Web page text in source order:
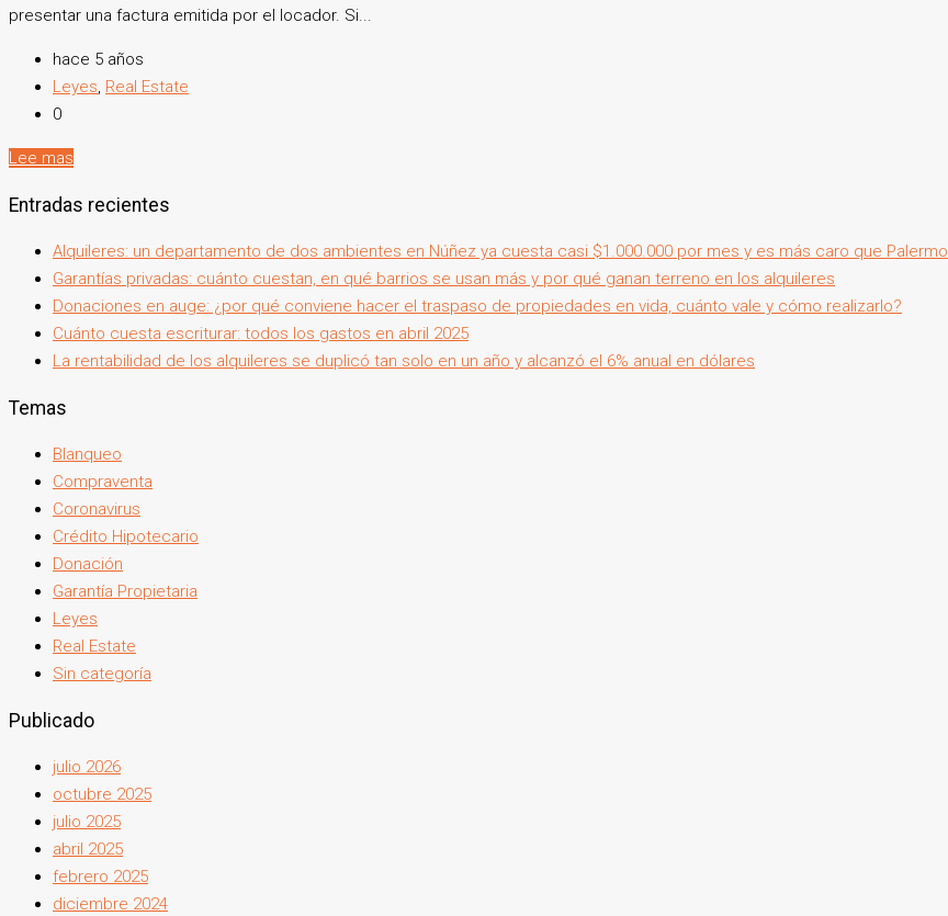
presentar una factura emitida por el locador. Si...
hace 5 años
Leyes, Real Estate
0
Lee mas
Entradas recientes
Alquileres: un departamento de dos ambientes en Núñez ya cuesta casi $1.000.000 por mes y es más caro que Palermo
Garantías privadas: cuánto cuestan, en qué barrios se usan más y por qué ganan terreno en los alquileres
Donaciones en auge: ¿por qué conviene hacer el traspaso de propiedades en vida, cuánto vale y cómo realizarlo?
Cuánto cuesta escriturar: todos los gastos en abril 2025
La rentabilidad de los alquileres se duplicó tan solo en un año y alcanzó el 6% anual en dólares
Temas
Blanqueo
Compraventa
Coronavirus
Crédito Hipotecario
Donación
Garantía Propietaria
Leyes
Real Estate
Sin categoría
Publicado
julio 2026
octubre 2025
julio 2025
abril 2025
febrero 2025
diciembre 2024